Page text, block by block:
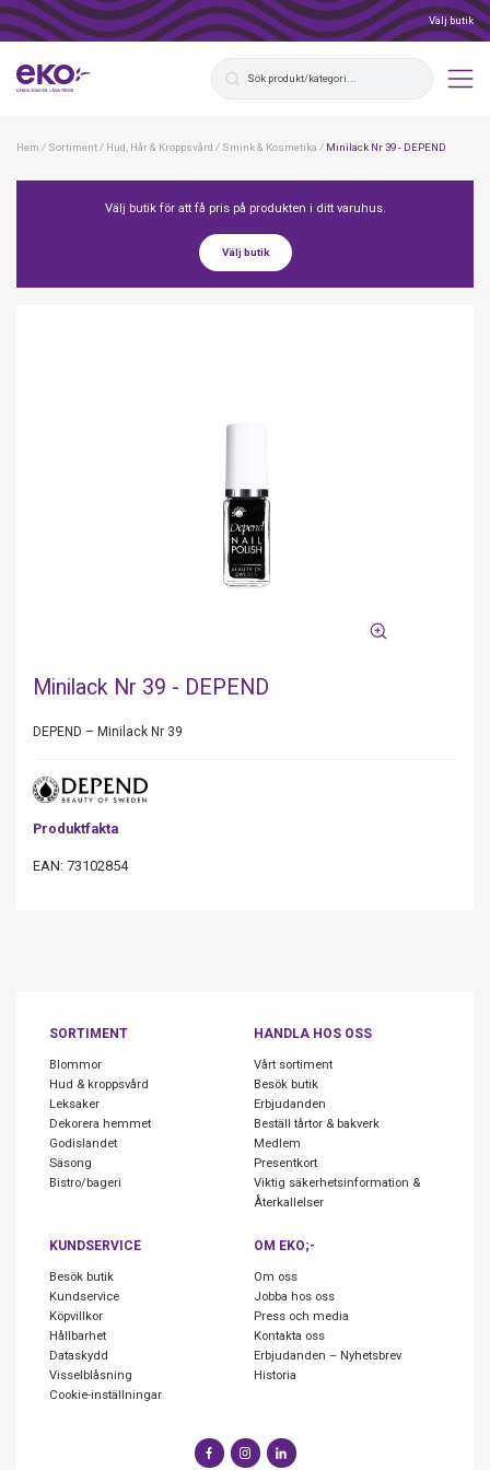
Välj butik
Hem / Sortiment/ Hud, Hår & Kroppsvård / Smink & Kosmetika / Minilack Nr 39 - DEPEND
Välj butik för att få pris på produkten i ditt varuhus.
Välj butik
Minilack Nr 39 - DEPEND
DEPEND – Minilack Nr 39
Produktfakta
EAN: 73102854
SORTIMENT
Blommor
Hud & kroppsvård
Leksaker
Dekorera hemmet
Godislandet
Säsong
Bistro/bageri
HANDLA HOS OSS
Vårt sortiment
Besök butik
Erbjudanden
Beställ tårtor & bakverk
Medlem
Presentkort
Viktig säkerhetsinformation &
Återkallelser
KUNDSERVICE
Besök butik
Kundservice
Köpvillkor
Hållbarhet
Dataskydd
Visselblåsning
Cookie-inställningar
OM EKO;-
Om oss
Jobba hos oss
Press och media
Kontakta oss
Erbjudanden – Nyhetsbrev
Historia